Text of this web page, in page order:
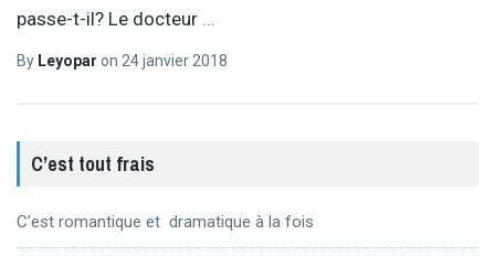
passe-t-il? Le docteur
By Leyopar on 24 janvier 2018
C’est tout frais
C’est romantique et dramatique à la fois